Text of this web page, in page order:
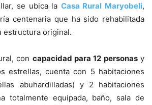
se ubica la Casa Rural Maryobeli,
centenaria que ha sido rehabilitada
estructura original.
con capacidad para 12 personasy
estrellas, cuenta con 5 habitaciones
abuhardilladas) y 2 habitaciones
totalmente equipada, baño, sala de